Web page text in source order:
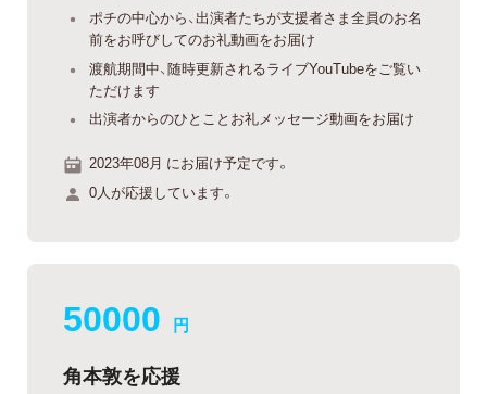
ポチの中心から、出演者たちが支援者さま全員のお名
前をお呼びしてのお礼動画をお届け
渡航期間中、随時更新されるライブYouTubeをご覧い
ただけます
出演者からのひとことお礼メッセージ動画をお届け
2023年08月 にお届け予定です。
0人が応援しています。
50000 円
角本敦を応援